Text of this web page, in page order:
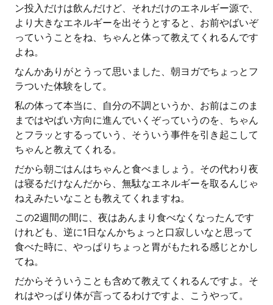
ン投入だけは飲んだけど、それだけのエネルギー源で、
より大きなエネルギーを出そうとすると、お前やばいぞ
っていうことをね、ちゃんと体って教えてくれるんです
よね。
なんかありがとうって思いました、朝ヨガでちょっとフ
ラついた体験をして。
私の体って本当に、自分の不調というか、お前はこのま
まではやばい方向に進んでいくぞっていうのを、ちゃん
とフラッとするっていう、そういう事件を引き起こして
ちゃんと教えてくれる。
だから朝ごはんはちゃんと食べましょう。その代わり夜
は寝るだけなんだから、無駄なエネルギーを取るんじゃ
ねえみたいなことも教えてくれますね。
この2週間の間に、夜はあんまり食べなくなったんです
けれども、逆に1日なんかちょっと口寂しいなと思って
食べた時に、やっぱりちょっと胃がもたれる感じとかし
てね。
だからそういうことも含めて教えてくれるんですよ。そ
れはやっぱり体が言ってるわけですよ、こうやって。